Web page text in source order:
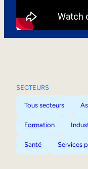
SECTEURS
Tous secteurs
Formation
Santé Services